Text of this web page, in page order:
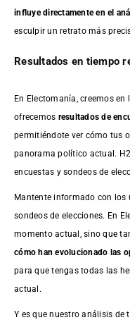
influye directamente en el
esculpir un retrato más
Resultados en tiempo
En Electomanía, creemos
ofrecemos resultados de
permitiéndote ver cómo tus
panorama político actual.
encuestas y sondeos de
Mantente informado con
sondeos de elecciones. En
momento actual, sino que
cómo han evolucionado las
para que tengas todas las
actual.
Y es que nuestro análisis de